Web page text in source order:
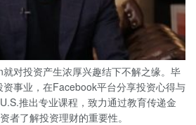
对投资产生浓厚兴趣结下不解之缘。毕
事业，在Facebook平台分享投资心得与
推出专业课程，致力通过教育传递金
者了解投资理财的重要性。